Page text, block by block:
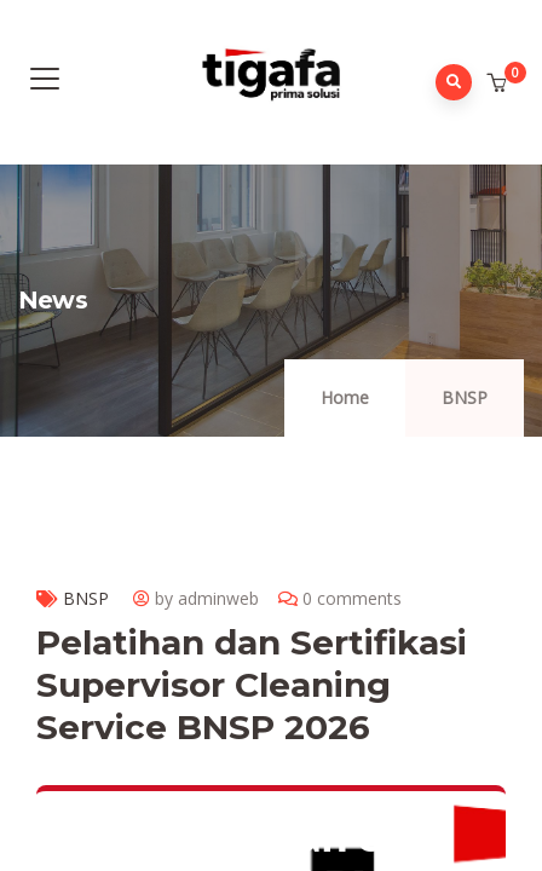
0
News
Home BNSP
BNSP by adminweb 0 comments
Pelatihan dan Sertifikasi
Supervisor Cleaning
Service BNSP 2026
Pelatihan &